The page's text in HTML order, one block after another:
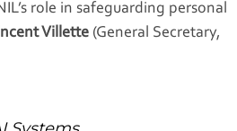
role in safeguarding personal
Villette (General Secretary,